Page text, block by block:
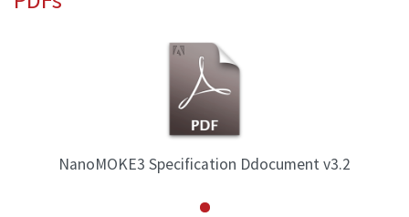
NanoMOKE3 Specification Ddocument v3.2